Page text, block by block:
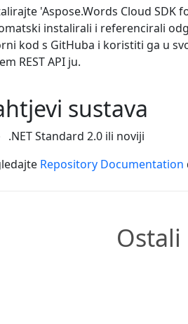
'Aspose.Words Cloud SDK
instalirali i referencirali
kod s GitHuba i koristiti ga u
REST API ju.
sustava
.NET Standard 2.0 ili noviji
Repository Documentation